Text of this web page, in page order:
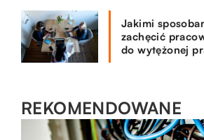
Jakimi
zachęcić
do wytężonej
REKOMENDOWANE